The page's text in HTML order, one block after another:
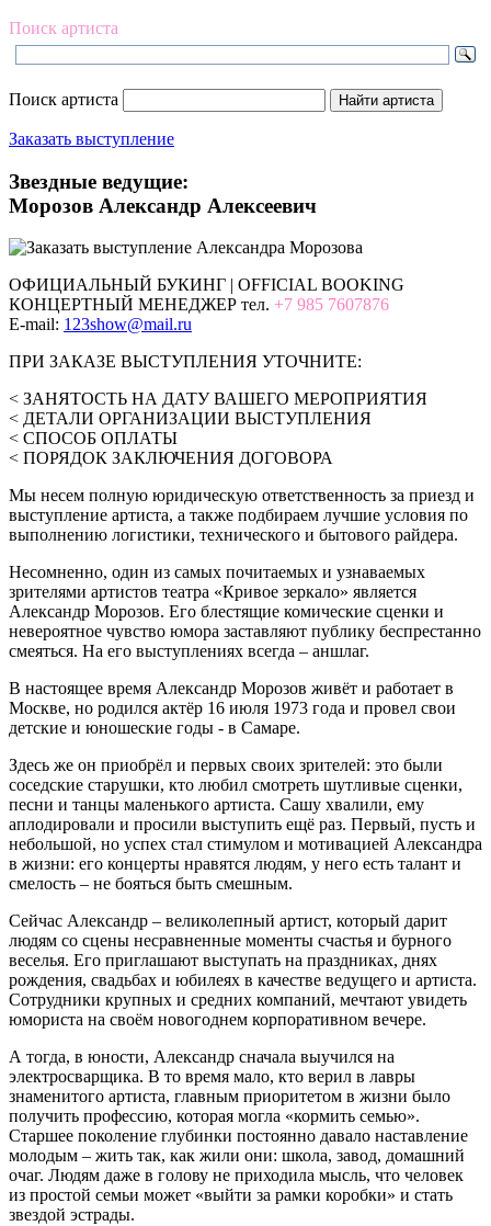
Поиск артиста
Поиск артиста
Заказать выступление
Звездные ведущие:
Морозов Александр Алексеевич
ОФИЦИАЛЬНЫЙ БУКИНГ | OFFICIAL BOOKING
КОНЦЕРТНЫЙ МЕНЕДЖЕР тел. +7 985 7607876
E-mail: 123show@mail.ru
ПРИ ЗАКАЗЕ ВЫСТУПЛЕНИЯ УТОЧНИТЕ:
< ЗАНЯТОСТЬ НА ДАТУ ВАШЕГО МЕРОПРИЯТИЯ
< ДЕТАЛИ ОРГАНИЗАЦИИ ВЫСТУПЛЕНИЯ
< СПОСОБ ОПЛАТЫ
< ПОРЯДОК ЗАКЛЮЧЕНИЯ ДОГОВОРА
Мы несем полную юридическую ответственность за приезд и
выступление артиста, а также подбираем лучшие условия по
выполнению логистики, технического и бытового райдера.
Несомненно, один из самых почитаемых и узнаваемых
зрителями артистов театра «Кривое зеркало» является
Александр Морозов. Его блестящие комические сценки и
невероятное чувство юмора заставляют публику беспрестанно
смеяться. На его выступлениях всегда – аншлаг.
В настоящее время Александр Морозов живёт и работает в
Москве, но родился актёр 16 июля 1973 года и провел свои
детские и юношеские годы - в Самаре.
Здесь же он приобрёл и первых своих зрителей: это были
соседские старушки, кто любил смотреть шутливые сценки,
песни и танцы маленького артиста. Сашу хвалили, ему
аплодировали и просили выступить ещё раз. Первый, пусть и
небольшой, но успех стал стимулом и мотивацией Александра
в жизни: его концерты нравятся людям, у него есть талант и
смелость – не бояться быть смешным.
Сейчас Александр – великолепный артист, который дарит
людям со сцены несравненные моменты счастья и бурного
веселья. Его приглашают выступать на праздниках, днях
рождения, свадьбах и юбилеях в качестве ведущего и артиста.
Сотрудники крупных и средних компаний, мечтают увидеть
юмориста на своём новогоднем корпоративном вечере.
А тогда, в юности, Александр сначала выучился на
электросварщика. В то время мало, кто верил в лавры
знаменитого артиста, главным приоритетом в жизни было
получить профессию, которая могла «кормить семью».
Старшее поколение глубинки постоянно давало наставление
молодым – жить так, как жили они: школа, завод, домашний
очаг. Людям даже в голову не приходила мысль, что человек
из простой семьи может «выйти за рамки коробки» и стать
звездой эстрады.